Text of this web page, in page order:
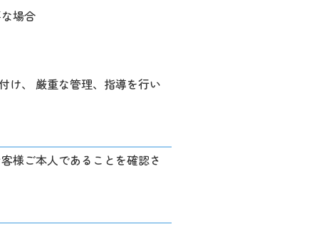
場合
け、 厳重な管理、指導を行い
様ご本人であることを確認さ